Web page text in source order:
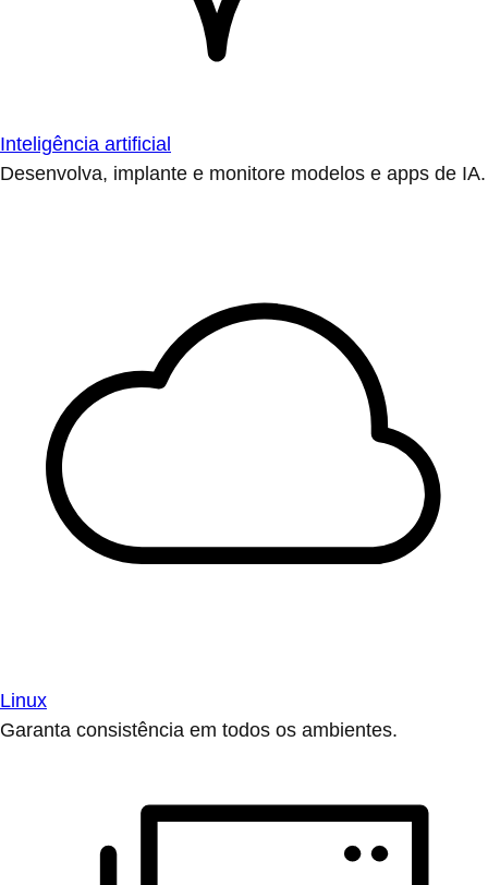
Inteligência artificial
Desenvolva, implante e monitore modelos e apps de IA.
Linux
Garanta consistência em todos os ambientes.